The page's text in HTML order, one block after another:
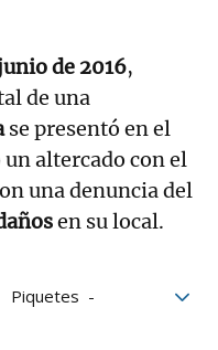
de 2016,
de una
se presentó en el
altercado con el
una denuncia del
en su local.
Piquetes